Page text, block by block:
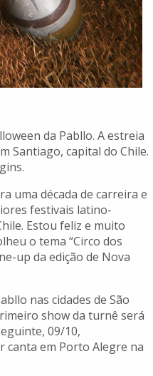
da Pabllo. A estreia
Santiago, capital do Chile.
uma década de carreira e
festivais latino-
Estou feliz e muito
o tema “Circo dos
up da edição de Nova
nas cidades de São
show da turnê será
09/10,
canta em Porto Alegre na